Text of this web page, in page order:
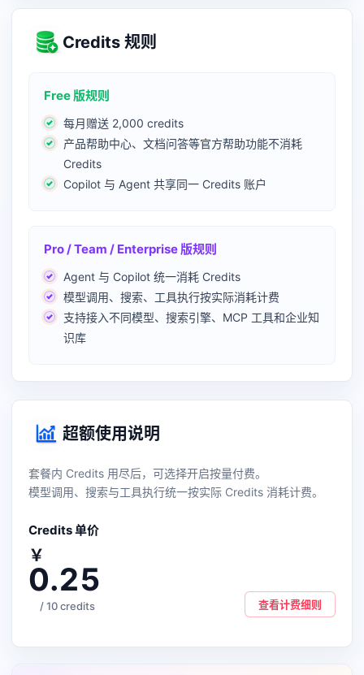
Credits 规则
Free 版规则
每月赠送 2,000 credits
产品帮助中心、文档问答等官方帮助功能不消耗
Credits
Copilot 与 Agent 共享同一 Credits 账户
Pro / Team / Enterprise 版规则
Agent 与 Copilot 统一消耗 Credits
模型调用、搜索、工具执行按实际消耗计费
支持接入不同模型、搜索引擎、MCP 工具和企业知
识库
超额使用说明
套餐内 Credits 用尽后，可选择开启按量付费。
模型调用、搜索与工具执行统一按实际 Credits 消耗计费。
Credits 单价
￥
0.25
/ 10 credits 查看计费细则